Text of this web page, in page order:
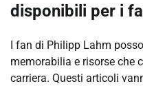
disponibili per i
I fan di Philipp Lahm
memorabilia e risorse che
carriera. Questi articoli